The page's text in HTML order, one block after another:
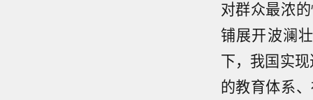
对群众最浓
铺展开波澜
下，我国实
的教育体系